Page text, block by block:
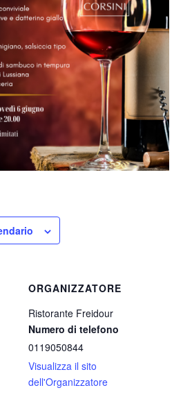
ORGANIZZATORE
Ristorante Freidour
Numero di telefono
0119050844
Visualizza il sito
dell'Organizzatore